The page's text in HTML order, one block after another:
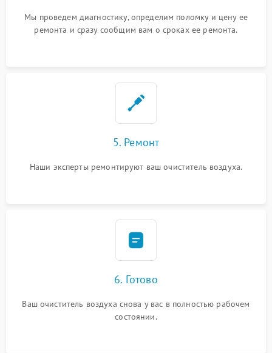
Мы проведем диагностику, определим поломку и цену ее
ремонта и сразу сообщим вам о сроках ее ремонта.
5. Ремонт
Наши эксперты ремонтируют ваш очиститель воздуха.
6. Готово
Ваш очиститель воздуха снова у вас в полностью рабочем
состоянии.